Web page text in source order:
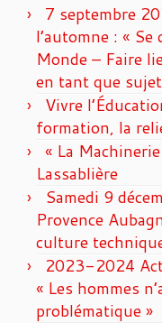
7 septembre
l’automne : «
Monde – Faire
en tant que
Vivre
formation, la
« La
Lassablière
Samedi 9
Provence
culture
2023-2024
« Les hommes
problématique »